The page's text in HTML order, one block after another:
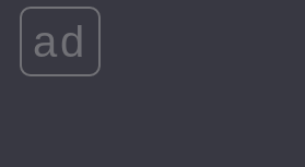
Регіони
ad